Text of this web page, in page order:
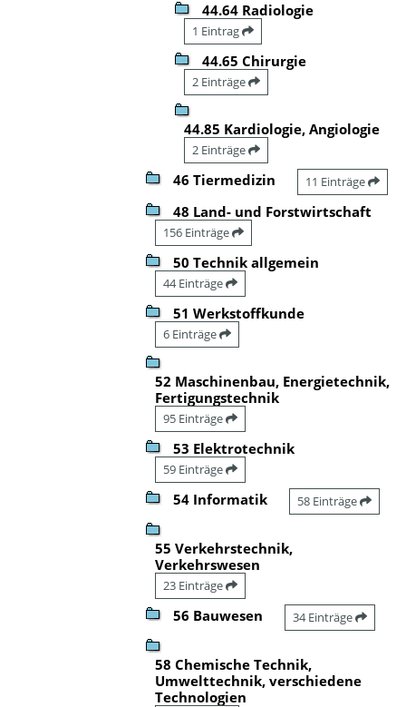
44.64 Radiologie
1 Eintrag
44.65 Chirurgie
2 Einträge
44.85 Kardiologie, Angiologie
2 Einträge
46 Tiermedizin 11 Einträge
48 Land- und Forstwirtschaft
156 Einträge
50 Technik allgemein
44 Einträge
51 Werkstoffkunde
6 Einträge
52 Maschinenbau, Energietechnik,
Fertigungstechnik
95 Einträge
53 Elektrotechnik
59 Einträge
54 Informatik 58 Einträge
55 Verkehrstechnik,
Verkehrswesen
23 Einträge
56 Bauwesen 34 Einträge
58 Chemische Technik,
Umwelttechnik, verschiedene
Technologien